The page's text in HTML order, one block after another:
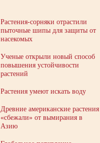
Растения-сорняки отрастили
пыточные шипы для защиты от
насекомых
Ученые открыли новый способ
повышения устойчивости
растений
Растения умеют искать воду
Древние американские растения
«сбежали» от вымирания в
Азию